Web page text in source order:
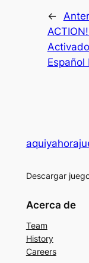
←
Español
Descargar
Acerca de
Team
History
Careers